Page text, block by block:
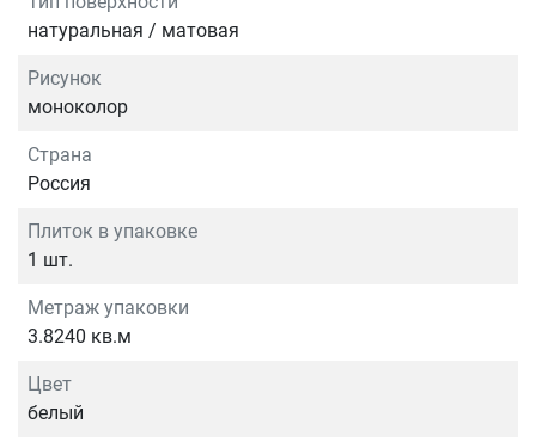
натуральная / матовая
Рисунок
моноколор
Страна
Россия
Плиток в упаковке
1 шт.
Метраж упаковки
3.8240 кв.м
Цвет
белый